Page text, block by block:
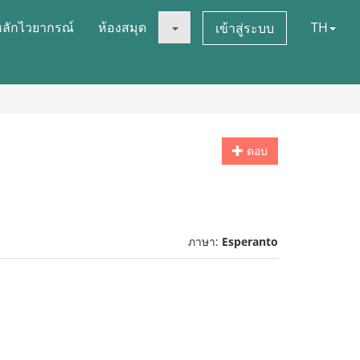
กไวยากรณ์ ห้องสมุด เข้าสู่ระบบ TH
ตอบ
ภาษา: Esperanto